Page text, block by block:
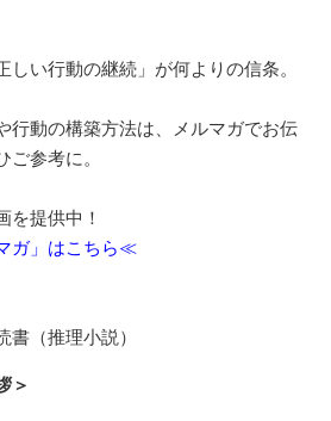
しい行動の継続」が何よりの信条。
行動の構築方法は、メルマガでお伝
ご参考に。
を提供中！
ガ」はこちら≪
（推理小説）
＞